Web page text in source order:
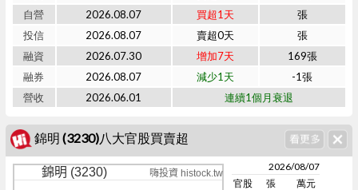
自營
2026.08.07 買超1天
張
投信
2026.08.07 賣超0天
張
融資
2026.07.30 增加7天
169張
融券
2026.08.07 減少1天
-1張
營收
2026.06.01 連續1個月衰退
錦明 (3230)八大官股買賣超
錦明 (3230) 嗨投資 histock.tw
2026/08/07
官股
張
萬元